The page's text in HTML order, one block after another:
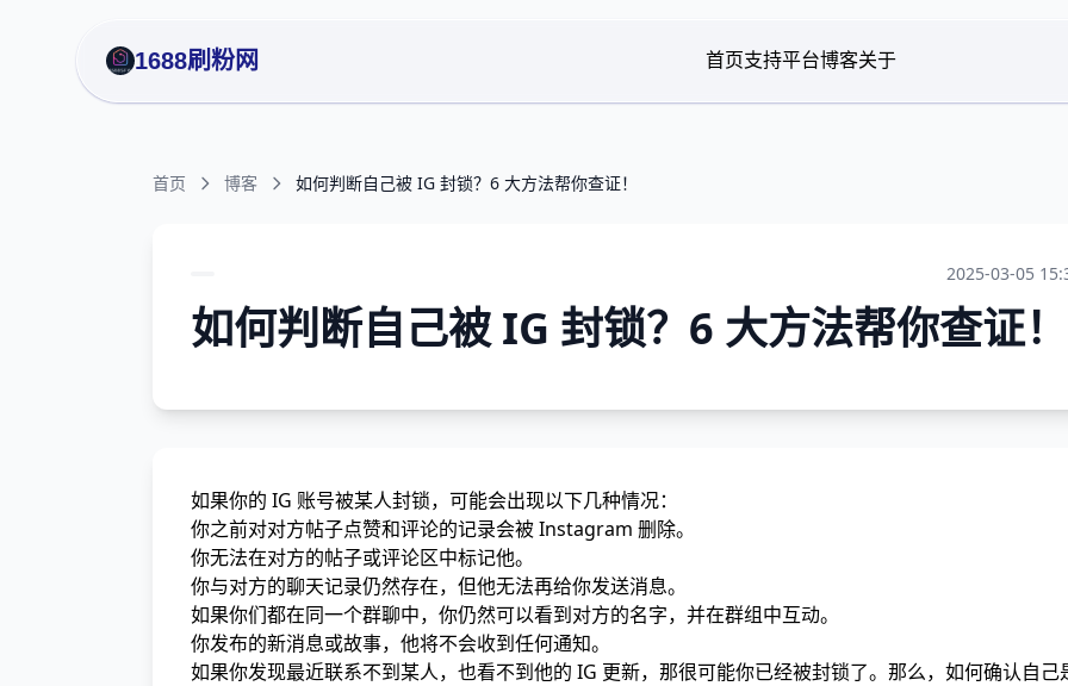
1688刷粉网 首页支持平台博客关于
首页 博客 如何判断自己被 IG 封锁？6 大方法帮你查证！
2025-03-05
如何判断自己被 IG 封锁？6 大方法帮你查证！
如果你的 IG 账号被某人封锁，可能会出现以下几种情况：
你之前对对方帖子点赞和评论的记录会被 Instagram 删除。
你无法在对方的帖子或评论区中标记他。
你与对方的聊天记录仍然存在，但他无法再给你发送消息。
如果你们都在同一个群聊中，你仍然可以看到对方的名字，并在群组中互动。
你发布的新消息或故事，他将不会收到任何通知。
如果你发现最近联系不到某人，也看不到他的 IG 更新，那很可能你已经被封锁了。那么，如何确认自己